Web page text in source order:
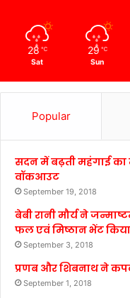
28 ℃
Sat
29 ℃
Sun
Popular
सदन में बढ़ती महंगाई का
वॉकआउट
September 19, 2018
बेबी रानी मौर्य ने
फल एवं मिष्ठान भेंट किया
September 3, 2018
प्रणब और शिबनाथ ने
September 1, 2018